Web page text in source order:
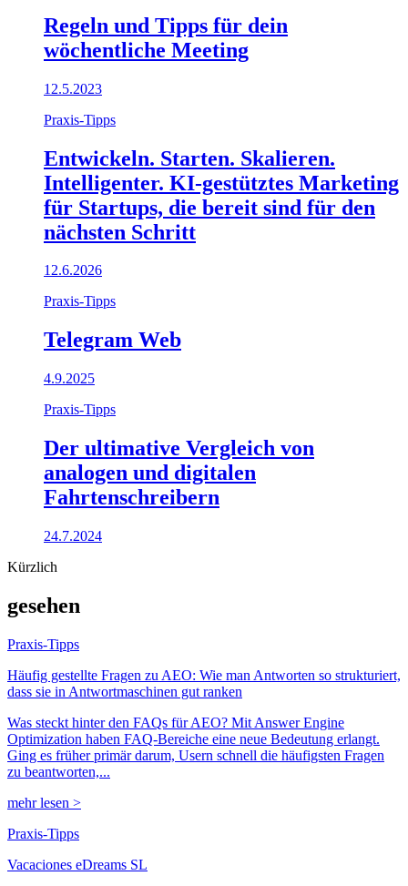
Regeln und Tipps für dein
wöchentliche Meeting
12.5.2023
Praxis-Tipps
Entwickeln. Starten. Skalieren.
Intelligenter. KI-gestütztes Marketing
für Startups, die bereit sind für den
nächsten Schritt
12.6.2026
Praxis-Tipps
Telegram Web
4.9.2025
Praxis-Tipps
Der ultimative Vergleich von
analogen und digitalen
Fahrtenschreibern
24.7.2024
Kürzlich
gesehen
Praxis-Tipps
Häufig gestellte Fragen zu AEO: Wie man Antworten so strukturiert,
dass sie in Antwortmaschinen gut ranken
Was steckt hinter den FAQs für AEO? Mit Answer Engine
Optimization haben FAQ-Bereiche eine neue Bedeutung erlangt.
Ging es früher primär darum, Usern schnell die häufigsten Fragen
zu beantworten,...
mehr lesen >
Praxis-Tipps
Vacaciones eDreams SL